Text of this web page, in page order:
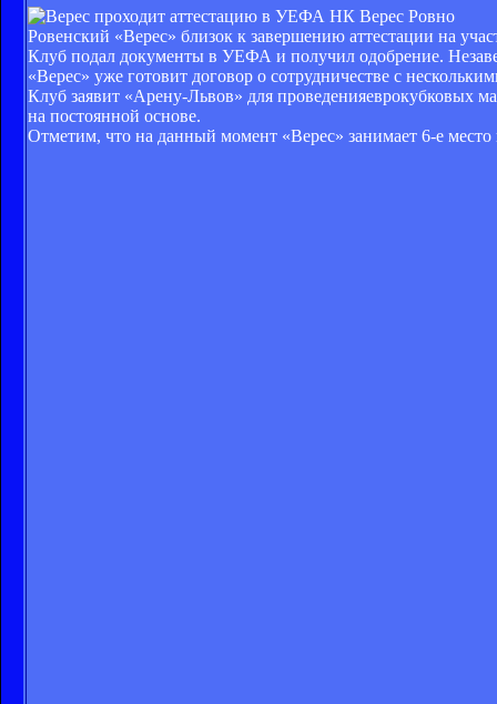
НК Верес Ровно
Ровенский «Верес» близок к завершению аттестации на
Клуб подал документы в УЕФА и получил одобрение.
«Верес» уже готовит договор о сотрудничестве с
Клуб заявит «Арену-Львов» для проведенияеврокубковых
на постоянной основе.
Отметим, что на данный момент «Верес» занимает 6-е